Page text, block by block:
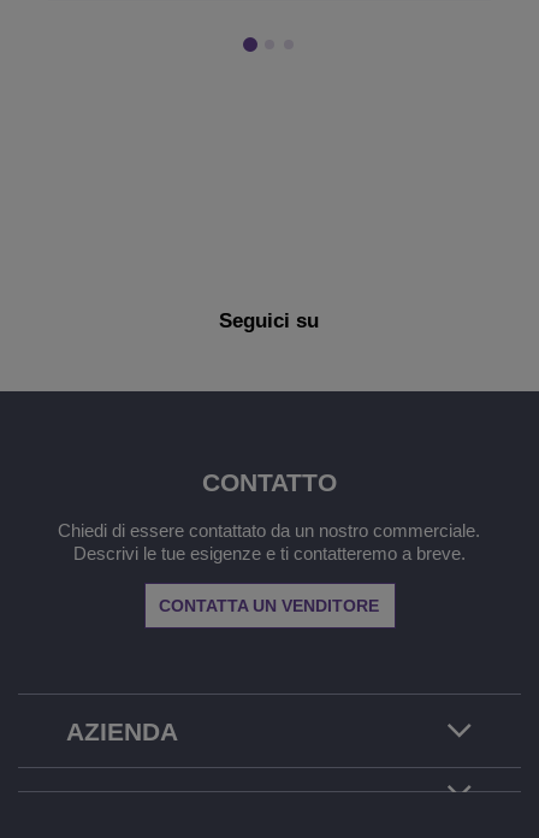
Seguici su
AZIENDA
CONTATTO
Chiedi di essere contattato da un nostro commerciale.
Descrivi le tue esigenze e ti contatteremo a breve.
CONTATTA UN VENDITORE